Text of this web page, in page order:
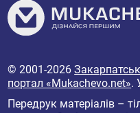
© 2001-2026
портал «Mukachevo.net».
Передрук матеріалів –